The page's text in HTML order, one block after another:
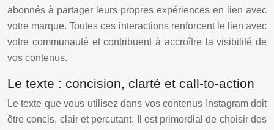
abonnés à partager leurs propres expériences en lien avec
votre marque. Toutes ces interactions renforcent le lien avec
votre communauté et contribuent à accroître la visibilité de
vos contenus.
Le texte : concision, clarté et call-to-action
Le texte que vous utilisez dans vos contenus Instagram doit
être concis, clair et percutant. Il est primordial de choisir des